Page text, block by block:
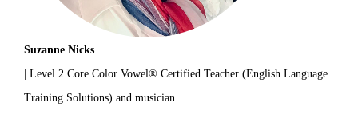
Suzanne Nicks
| Level 2 Core Color Vowel® Certified Teacher (English Language
Training Solutions) and musician